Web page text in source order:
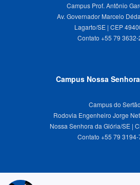
Campus Prof. Antônio
Av. Governador Marcelo
Lagarto/SE | CEP
Campus Nossa
Campus do Sertão
Rodovia Engenheiro Jorge
Nossa Senhora da Glória/SE |